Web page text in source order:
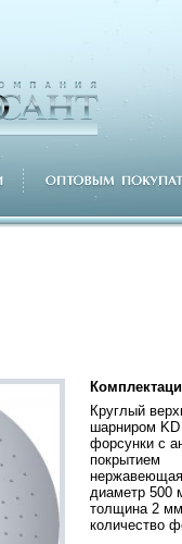
Круглый
шарниром KD
форсунки с
покрытием
диаметр 500
толщина 2 мм
количество